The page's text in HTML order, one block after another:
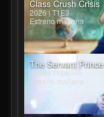
Class Crush Crisis
2026 | T1E3
Estreno mañana
The Servant Prince
2026 | T1E6
Estreno mañana